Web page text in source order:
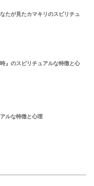
たが見たカマキリのスピリチュ
』のスピリチュアルな特徴と心
ルな特徴と心理